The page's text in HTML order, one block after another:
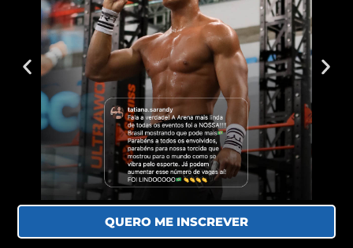
QUERO ME INSCREVER